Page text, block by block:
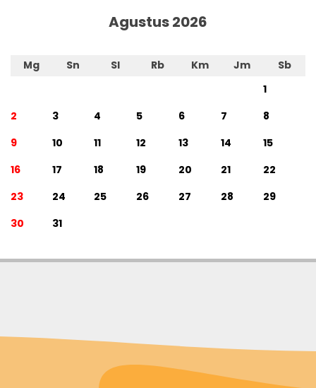
Agustus 2026
Mg Sn Sl Rb Km Jm
Sb
1
2
3 4 5 6 7
8
9
10 11 12 13 14
15
16
17 18 19 20 21
22
23
24 25 26 27 28
29
30
31